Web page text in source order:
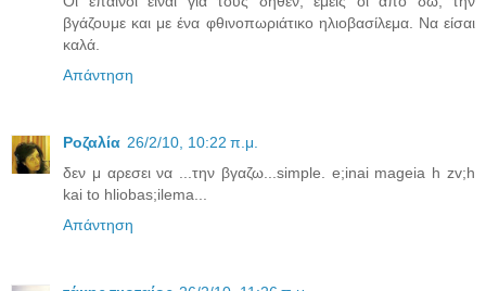
βγάζουμε και με ένα φθινοπωριάτικο ηλιοβασίλεμα. Να είσαι
καλά.
Απάντηση
Ροζαλία 26/2/10, 10:22 π.μ.
δεν μ αρεσει να ...την βγαζω...simple. e;inai mageia h zv;h
kai to hliobas;ilema...
Απάντηση